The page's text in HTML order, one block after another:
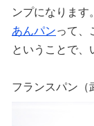
ンプになります。
あんパンって、
ということで、
フランスパン（